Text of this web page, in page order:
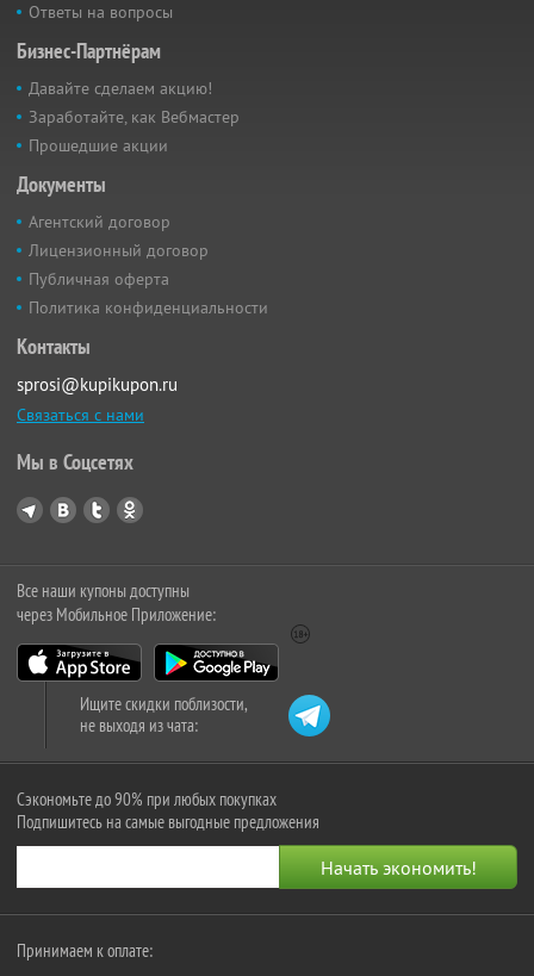
Ответы на вопросы
Бизнес-Партнёрам
Давайте сделаем акцию!
Заработайте, как Вебмастер
Прошедшие акции
Документы
Агентский договор
Лицензионный договор
Публичная оферта
Политика конфиденциальности
Контакты
sprosi@kupikupon.ru
Связаться с нами
Мы в Соцсетях
Все наши купоны доступны
через Мобильное Приложение:
Ищите скидки поблизости,
не выходя из чата:
Сэкономьте до 90% при любых покупках
Подпишитесь на самые выгодные предложения
Принимаем к оплате: